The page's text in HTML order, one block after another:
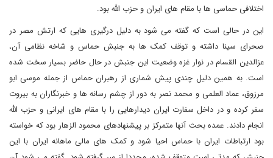
اختلافی حماسی ها با مقام های ایران و حزب الله بود.
این در حالی است که گفته می شود به دلیل درگیری هایی که ارتش مصر در
صحرای سینا داشته و توقف کمک ها به جنبش حماس و شاخه نظامی آن،
عزالدین القسام در نوار غزه وضعیت این جنبش در حال حاضر بسیار سخت شده
است. به همین دلیل چندی پیش شماری از رهبران حماس از جمله موسی ابو
مرزوق، عماد العلمی و محمد نصر به دور از چشم رسانه ها و خبرنگاران به بیروت
سفر کرده و در داخل سفارت ایران دیدارهایی را با مقام های ایرانی و حزب الله
انجام دادند. عمده بحث آنها متمرکز بر پیشنهادهای محمود الزهار بود که خواسته
بود ارتباطات ایران با حماس احیا شود و کمک های مالی ماهانه ایران با این